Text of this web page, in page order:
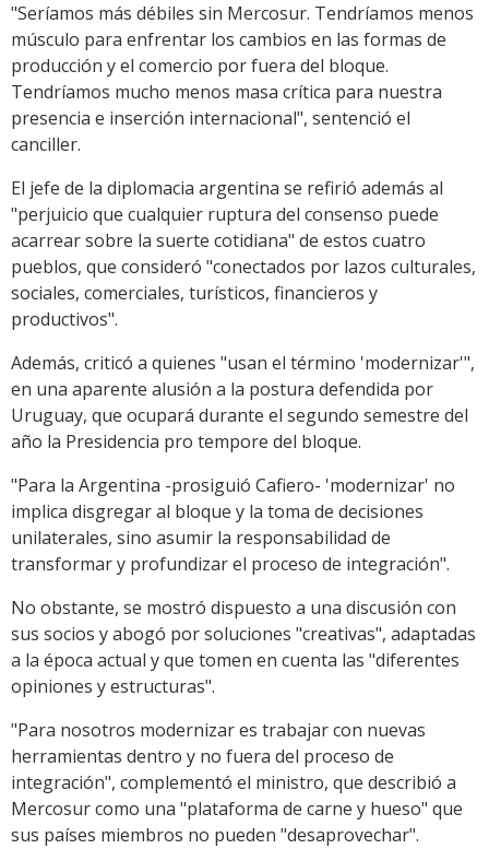
"Seríamos más débiles sin Mercosur. Tendríamos menos
músculo para enfrentar los cambios en las formas de
producción y el comercio por fuera del bloque.
Tendríamos mucho menos masa crítica para nuestra
presencia e inserción internacional", sentenció el
canciller.
El jefe de la diplomacia argentina se refirió además al
"perjuicio que cualquier ruptura del consenso puede
acarrear sobre la suerte cotidiana" de estos cuatro
pueblos, que consideró "conectados por lazos culturales,
sociales, comerciales, turísticos, financieros y
productivos".
Además, criticó a quienes "usan el término 'modernizar'",
en una aparente alusión a la postura defendida por
Uruguay, que ocupará durante el segundo semestre del
año la Presidencia pro tempore del bloque.
"Para la Argentina -prosiguió Cafiero- 'modernizar' no
implica disgregar al bloque y la toma de decisiones
unilaterales, sino asumir la responsabilidad de
transformar y profundizar el proceso de integración".
No obstante, se mostró dispuesto a una discusión con
sus socios y abogó por soluciones "creativas", adaptadas
a la época actual y que tomen en cuenta las "diferentes
opiniones y estructuras".
"Para nosotros modernizar es trabajar con nuevas
herramientas dentro y no fuera del proceso de
integración", complementó el ministro, que describió a
Mercosur como una "plataforma de carne y hueso" que
sus países miembros no pueden "desaprovechar".